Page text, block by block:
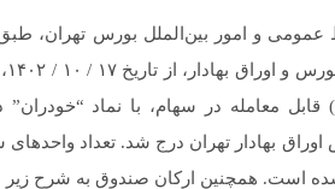
معامله در سهام، با نماد
است. همچنین ارکان صندوق به شرح